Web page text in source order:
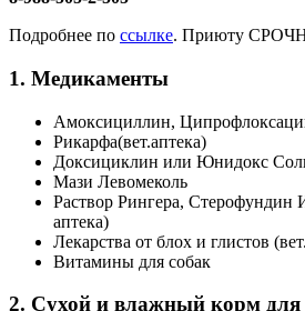
Подробнее по ссылке. Приюту
1. Медикаменты
Амоксициллин,
Рикарфа(вет.аптека)
Доксициклин или Юнидокс
Мази Левомеколь
Раствор Рингера, Стерофундин
аптека)
Лекарства от блох и глистов
Витамины для собак
2. Сухой и влажный корм для